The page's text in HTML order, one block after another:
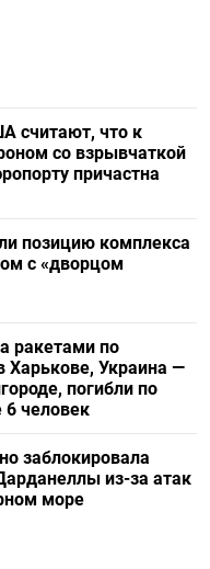
считают, что к
со взрывчаткой
причастна
позицию комплекса
с «дворцом
ракетами по
Харькове, Украина —
погибли по
человек
заблокировала
из-за атак
море